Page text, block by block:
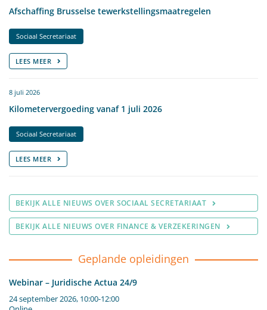
Afschaffing Brusselse tewerkstellingsmaatregelen
Sociaal Secretariaat
LEES MEER
8 juli 2026
Kilometervergoeding vanaf 1 juli 2026
Sociaal Secretariaat
LEES MEER
BEKIJK ALLE NIEUWS OVER SOCIAAL SECRETARIAAT
BEKIJK ALLE NIEUWS OVER FINANCE & VERZEKERINGEN
Geplande opleidingen
Webinar – Juridische Actua 24/9
24 september 2026, 10:00-12:00